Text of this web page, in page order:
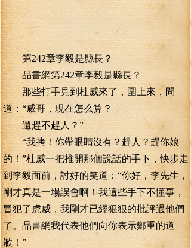
第242章李毅是縣長？
品書網第242章李毅是縣長？
那些打手見到杜威來了，圍上來，問
道：“威哥，現在怎么算？
還趕不趕人？”
“我拷！你帶眼睛沒有？趕人？趕你娘
的！”杜威一把推開那個說話的手下，快步走
到李毅面前，討好的笑道：“你好，李先生，
剛才真是一場誤會啊！我這些手下不懂事，
冒犯了虎威，我剛才已經狠狠的批評過他們
了。品書網我代表他們向你表示鄭重的道
歉！”